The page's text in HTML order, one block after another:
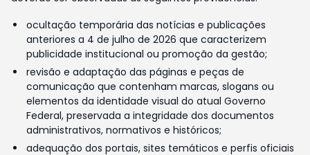
ocultação temporária das notícias e publicações
anteriores a 4 de julho de 2026 que caracterizem
publicidade institucional ou promoção da gestão;
revisão e adaptação das páginas e peças de
comunicação que contenham marcas, slogans ou
elementos da identidade visual do atual Governo
Federal, preservada a integridade dos documentos
administrativos, normativos e históricos;
adequação dos portais, sites temáticos e perfis oficiais